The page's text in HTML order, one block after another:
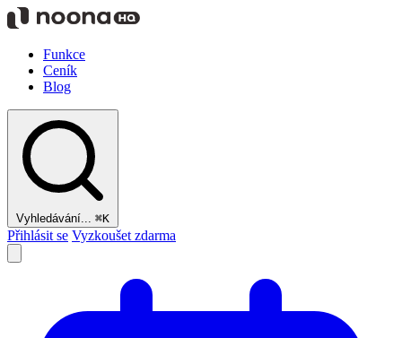
Funkce
Ceník
Blog
Vyhledávání... ⌘K
Přihlásit se Vyzkoušet zdarma